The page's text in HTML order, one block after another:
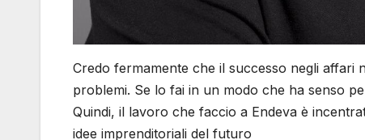
Credo fermamente che il successo negli affari
problemi. Se lo fai in un modo che ha senso
Quindi, il lavoro che faccio a Endeva è
idee imprenditoriali del futuro